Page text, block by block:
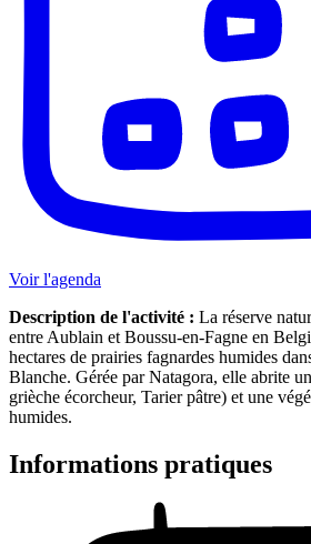
Voir l'agenda
Description de l'activité : La réserve
entre Aublain et Boussu-en-Fagne en
hectares de prairies fagnardes humides
Blanche. Gérée parNatagora, elle abrite
grièche écorcheur, Tarier pâtre) et une
humides.
Informations pratiques